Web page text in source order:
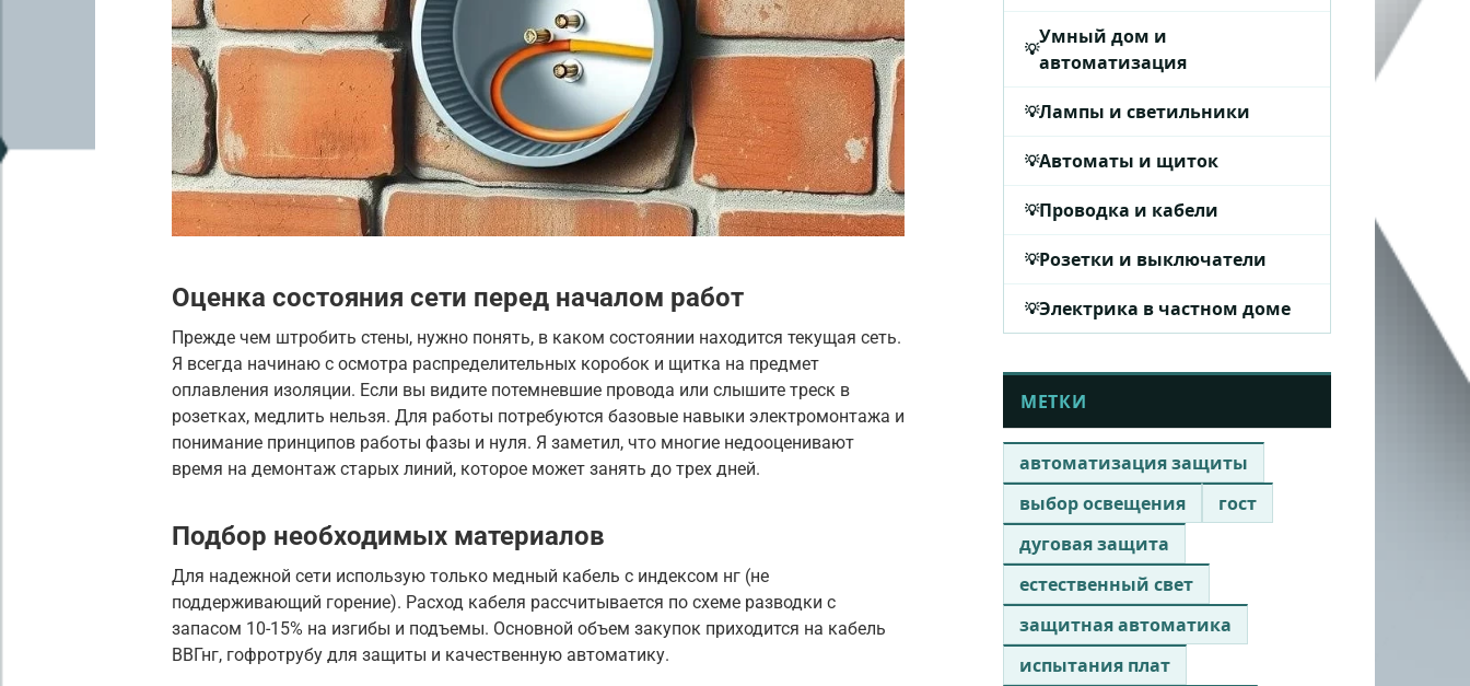
Оценка состояния сети перед началом работ
Прежде чем штробить стены, нужно понять, в каком состоянии находится текущая сеть.
Я всегда начинаю с осмотра распределительных коробок и щитка на предмет
оплавления изоляции. Если вы видите потемневшие провода или слышите треск в
розетках, медлить нельзя. Для работы потребуются базовые навыки электромонтажа и
понимание принципов работы фазы и нуля. Я заметил, что многие недооценивают
время на демонтаж старых линий, которое может занять до трех дней.
Подбор необходимых материалов
Для надежной сети использую только медный кабель с индексом нг (не
поддерживающий горение). Расход кабеля рассчитывается по схеме разводки с
запасом 10-15% на изгибы и подъемы. Основной объем закупок приходится на кабель
ВВГнг, гофротрубу для защиты и качественную автоматику.
Умный дом и
автоматизация
Лампы и светильники
Автоматы и щиток
Проводка и кабели
Розетки и выключатели
Электрика в частном доме
МЕТКИ
автоматизация защиты
выбор освещения
гост
дуговая защита
естественный свет
защитная автоматика
испытания плат